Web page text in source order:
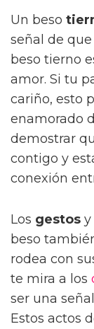
Un beso
señal de
beso tierno
amor. Si tu
cariño, esto
enamorado
demostrar
contigo y
conexión
Los gestos y
beso
rodea con
te mira a los
ser una
Estos actos